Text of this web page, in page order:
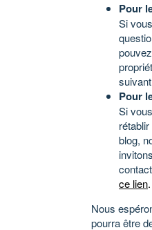
Pour
Si
suivant
Pour
Si
blog,
ce lien.
Nous
pourra être